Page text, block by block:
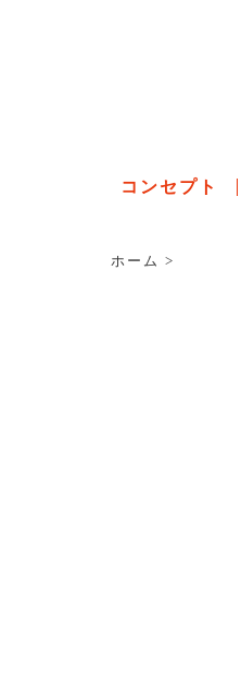
コンセプト
ホーム >